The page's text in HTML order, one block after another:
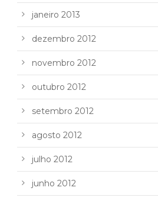
janeiro 2013
dezembro 2012
novembro 2012
outubro 2012
setembro 2012
agosto 2012
julho 2012
junho 2012